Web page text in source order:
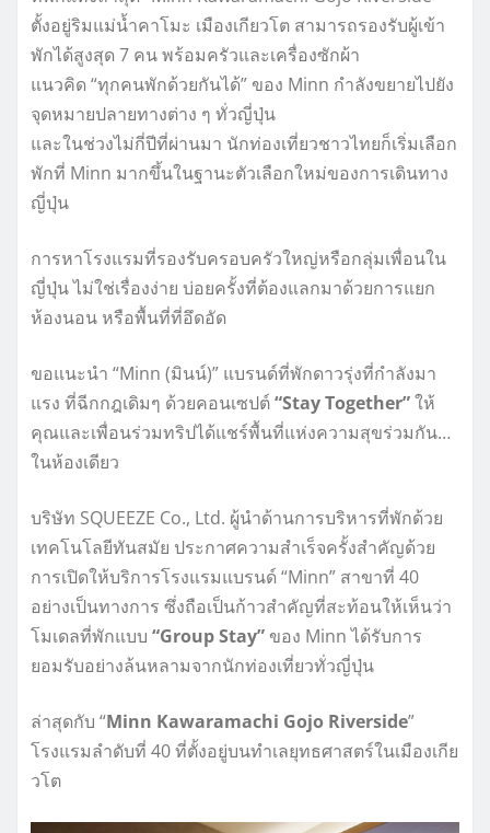
ตั้งอยู่ริมแม่น้ำคาโมะ เมืองเกียวโต สามารถรองรับผู้เข้า
พักได้สูงสุด 7 คน พร้อมครัวและเครื่องซักผ้า
แนวคิด “ทุกคนพักด้วยกันได้” ของ Minn กำลังขยายไปยัง
จุดหมายปลายทางต่าง ๆ ทั่วญี่ปุ่น
และในช่วงไม่กี่ปีที่ผ่านมา นักท่องเที่ยวชาวไทยก็เริ่มเลือก
พักที่ Minn มากขึ้นในฐานะตัวเลือกใหม่ของการเดินทาง
ญี่ปุ่น
การหาโรงแรมที่รองรับครอบครัวใหญ่หรือกลุ่มเพื่อนใน
ญี่ปุ่น ไม่ใช่เรื่องง่าย บ่อยครั้งที่ต้องแลกมาด้วยการแยก
ห้องนอน หรือพื้นที่ที่อึดอัด
ขอแนะนำ “Minn (มินน์)” แบรนด์ที่พักดาวรุ่งที่กำลังมา
แรง ที่ฉีกกฎเดิมๆ ด้วยคอนเซปต์“Stay Together”ให้
คุณและเพื่อนร่วมทริปได้แชร์พื้นที่แห่งความสุขร่วมกัน…
ในห้องเดียว
บริษัท SQUEEZE Co., Ltd. ผู้นำด้านการบริหารที่พักด้วย
เทคโนโลยีทันสมัย ประกาศความสำเร็จครั้งสำคัญด้วย
การเปิดให้บริการโรงแรมแบรนด์ “Minn” สาขาที่ 40
อย่างเป็นทางการ ซึ่งถือเป็นก้าวสำคัญที่สะท้อนให้เห็นว่า
โมเดลที่พักแบบ “Group Stay” ของ Minn ได้รับการ
ยอมรับอย่างล้นหลามจากนักท่องเที่ยวทั่วญี่ปุ่น
ล่าสุดกับ “Minn Kawaramachi Gojo Riverside”
โรงแรมลำดับที่ 40 ที่ตั้งอยู่บนทำเลยุทธศาสตร์ในเมืองเกีย
วโต